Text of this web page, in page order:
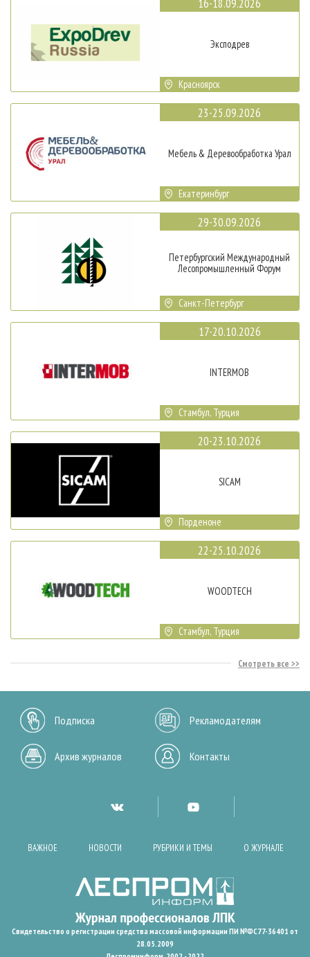
Эксподрев
Красноярск
23-25.09.2026
Мебель & Деревообработка Урал
Екатеринбург
29-30.09.2026
Петербургский Международный
Лесопромышленный Форум
Санкт-Петербург
17-20.10.2026
INTERMOB
Стамбул, Турция
20-23.10.2026
SICAM
Порденоне
22-25.10.2026
WOODTECH
Стамбул, Турция
Смотреть все
Подписка Рекламодателям
Архив журналов Контакты
ВАЖНОЕ НОВОСТИ РУБРИКИ И ТЕМЫ О ЖУРНАЛЕ
Свидетельство о регистрации средства массовой информации ПИ №ФС77-36401 от
28.05.2009